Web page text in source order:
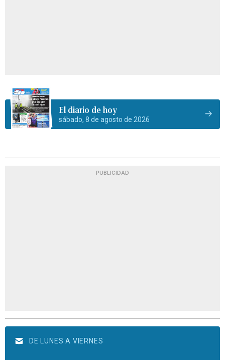
El diario de hoy
sábado, 8 de agosto de 2026
PUBLICIDAD
DE LUNES A VIERNES